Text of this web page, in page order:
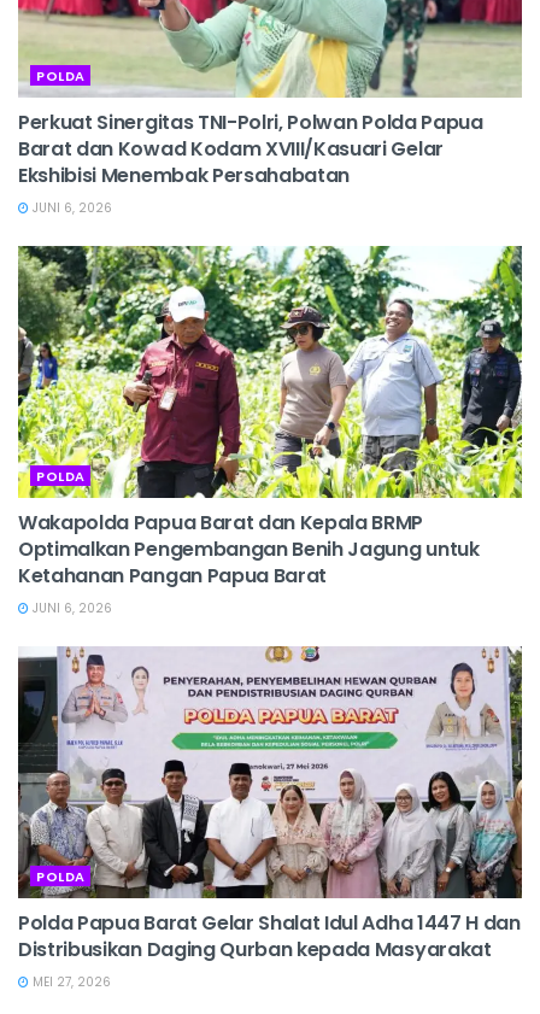
POLDA
‎Perkuat Sinergitas TNI-Polri, Polwan Polda Papua
Barat dan Kowad Kodam XVIII/Kasuari Gelar
Ekshibisi Menembak Persahabatan
JUNI 6, 2026
POLDA
Wakapolda Papua Barat dan Kepala BRMP
Optimalkan Pengembangan Benih Jagung untuk
Ketahanan Pangan Papua Barat
JUNI 6, 2026
POLDA
Polda Papua Barat Gelar Shalat Idul Adha 1447 H dan
Distribusikan Daging Qurban kepada Masyarakat
MEI 27, 2026